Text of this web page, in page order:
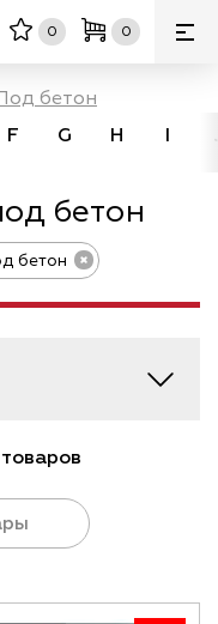
0 0
бетон
F G H I
бетон
бетон